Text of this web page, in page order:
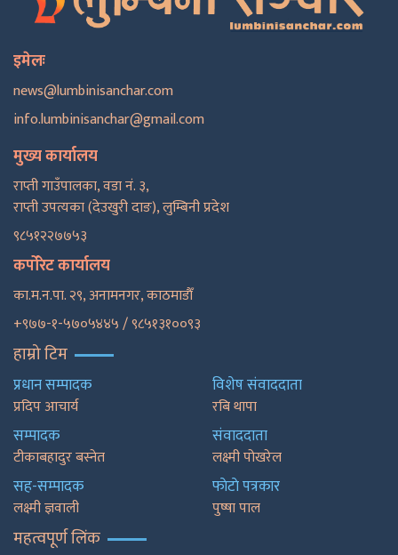
इमेलः
news@lumbinisanchar.com
info.lumbinisanchar@gmail.com
मुख्य कार्यालय
राप्ती गाउँपालका, वडा नं. ३,
राप्ती उपत्यका (देउखुरी दाङ), लुम्बिनी प्रदेश
९८५१२२७७५३
कर्पोरेट कार्यालय
का.म.न.पा. २९, अनामनगर, काठमाडाैँ
+९७७-१-५७०५४४५ / ९८५१३१००९३
हाम्रो टिम
प्रधान सम्पादक
प्रदिप आचार्य
सम्पादक
टीकाबहादुर बस्नेत
सह-सम्पादक
लक्ष्मी ज्ञवाली
विशेष संवाददाता
रबि थापा
संवाददाता
लक्ष्मी पोखरेल
फाेटाे पत्रकार
पुष्षा पाल
महत्वपूर्ण लिंक